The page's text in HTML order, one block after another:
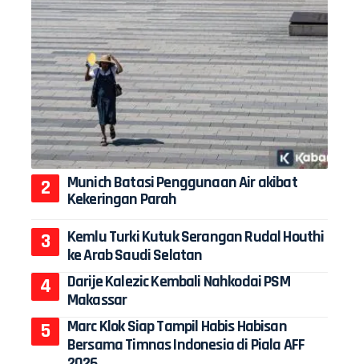
Munich Batasi Penggunaan Air akibat
Kekeringan Parah
Kemlu Turki Kutuk Serangan Rudal Houthi
ke Arab Saudi Selatan
Darije Kalezic Kembali Nahkodai PSM
Makassar
Marc Klok Siap Tampil Habis Habisan
Bersama Timnas Indonesia di Piala AFF